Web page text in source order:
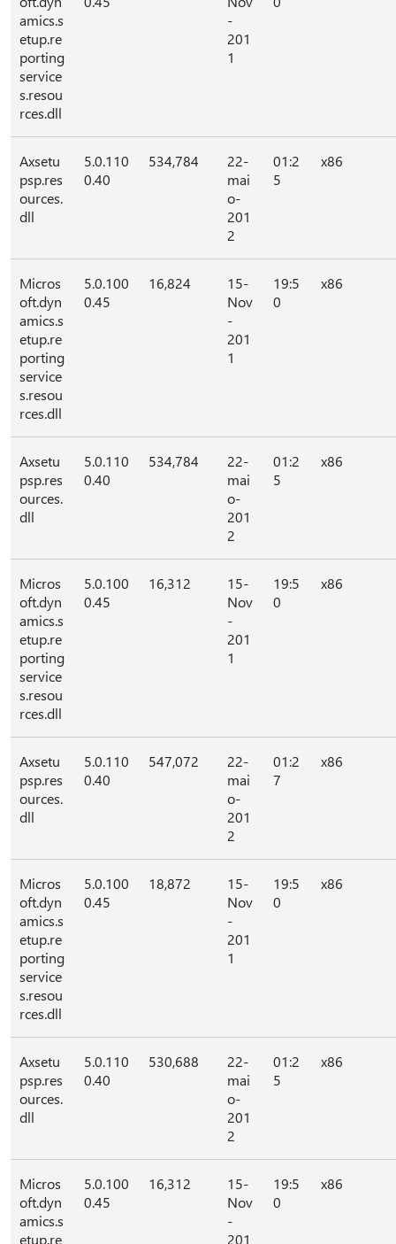
amics.s
etup.re
porting
service
s.resou
rces.dll
-
201
1
Axsetu
psp.res
ources.
dll
5.0.110
0.40
534,784
22-
mai
o-
201
2
01:2
5
x86
Micros
oft.dyn
amics.s
etup.re
porting
service
s.resou
rces.dll
5.0.100
0.45
16,824
15-
Nov
-
201
1
19:5
0
x86
Axsetu
psp.res
ources.
dll
5.0.110
0.40
534,784
22-
mai
o-
201
2
01:2
5
x86
Micros
oft.dyn
amics.s
etup.re
porting
service
s.resou
rces.dll
5.0.100
0.45
16,312
15-
Nov
-
201
1
19:5
0
x86
Axsetu
psp.res
ources.
dll
5.0.110
0.40
547,072
22-
mai
o-
201
2
01:2
7
x86
Micros
oft.dyn
amics.s
etup.re
porting
service
s.resou
rces.dll
5.0.100
0.45
18,872
15-
Nov
-
201
1
19:5
0
x86
Axsetu
psp.res
ources.
dll
5.0.110
0.40
530,688
22-
mai
o-
201
2
01:2
5
x86
Micros
oft.dyn
amics.s
etup.re
5.0.100
0.45
16,312
15-
Nov
-
201
19:5
0
x86